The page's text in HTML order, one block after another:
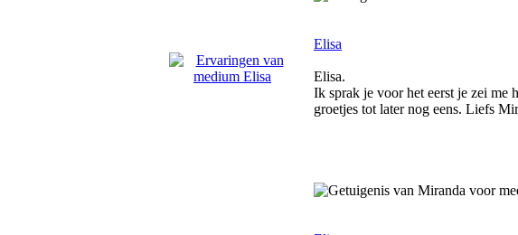
Elisa
Elisa.
Ik sprak je voor het eerst je zei me
groetjes tot later nog eens. Liefs